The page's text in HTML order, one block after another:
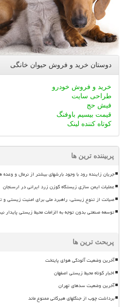
دوستان خرید و فروش حیوان خانگی
خرید و فروش خودرو
طراحی سایت
فیش حج
قیمت بیسیم باوفنگ
کوتاه کننده لینک
پربیننده ترین ها
جریان زاینده رود با وجود بارشهای بیشتر از نرمال و
عملیات ایمن سازی زیستگاه گوزن زرد ایرانی در ارسنجان
صیانت از تنوع زیستی، راهبرد ملی برای امنیت زیستی و
توسعه صنعتی بدون توجه به الزامات محیط زیستی پایدار
پربحث ترین ها
آخرین وضعیت آلودگی هوای پایتخت
اخبار کوتاه محیط زیستی اصفهان
آخرین وضعیت سدهای تهران
برداشت چوب از جنگلهای هیرکانی ممنوع ماند